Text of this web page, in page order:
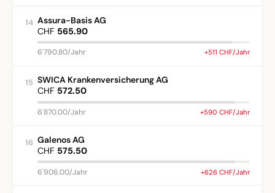
14 Assura-Basis AG
CHF 565.90
6'790.80/Jahr +511 CHF/Jahr
15 SWICA Krankenversicherung AG
CHF 572.50
6'870.00/Jahr +590 CHF/Jahr
16 Galenos AG
CHF 575.50
6'906.00/Jahr +626 CHF/Jahr